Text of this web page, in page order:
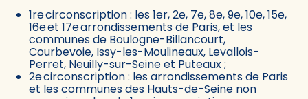
1re circonscription : les 1er, 2e, 7e, 8e, 9e, 10e, 15e,
16e et 17e arrondissements de Paris, et les
communes de Boulogne-Billancourt,
Courbevoie, Issy-les-Moulineaux, Levallois-
Perret, Neuilly-sur-Seine et Puteaux ;
2e circonscription : les arrondissements de Paris
et les communes des Hauts-de-Seine non